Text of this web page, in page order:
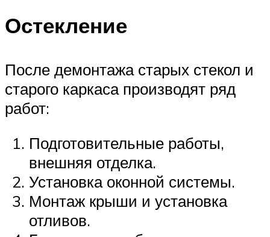
Остекление
После демонтажа старых стекол и
старого каркаса производят ряд
работ:
Подготовительные работы,
внешняя отделка.
Установка оконной системы.
Монтаж крыши и установка
отливов.